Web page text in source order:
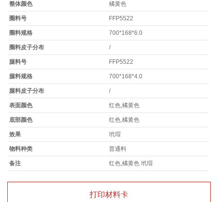
整体颜色 橘黄色
圈料号 FFP5522
圈料规格 700*168*6.0
圈料皮子分布 /
腿料号 FFP5522
腿料规格 700*168*4.0
腿料皮子分布 /
表面颜色 红色,橘黄色
底部颜色 红色,橘黄色
效果 玳瑁
物料种类 普通料
备注 红色,橘黄色 玳瑁
打印材料卡